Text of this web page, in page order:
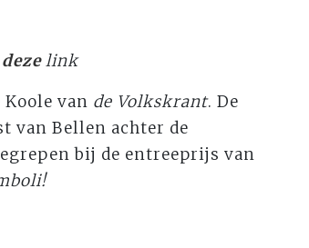
dezelink
van de Volkskrant. De
van Bellen achter de
bij de entreeprijs van